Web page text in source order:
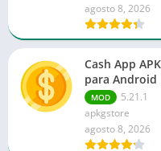
agosto 8, 2026
Cash App
para Android
MOD
5.21.1
apkgstore
agosto 8, 2026